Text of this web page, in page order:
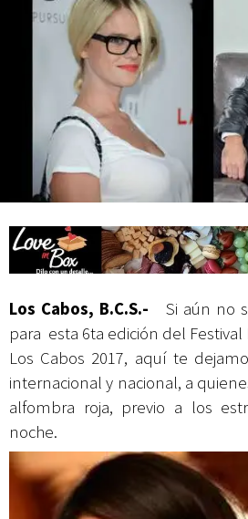
Campesina
Los Cabos, B.C.S.- Si aún no
para esta 6ta edición del
Los Cabos 2017, aquí te
internacional y nacional, a
alfombra roja, previo a los
noche.